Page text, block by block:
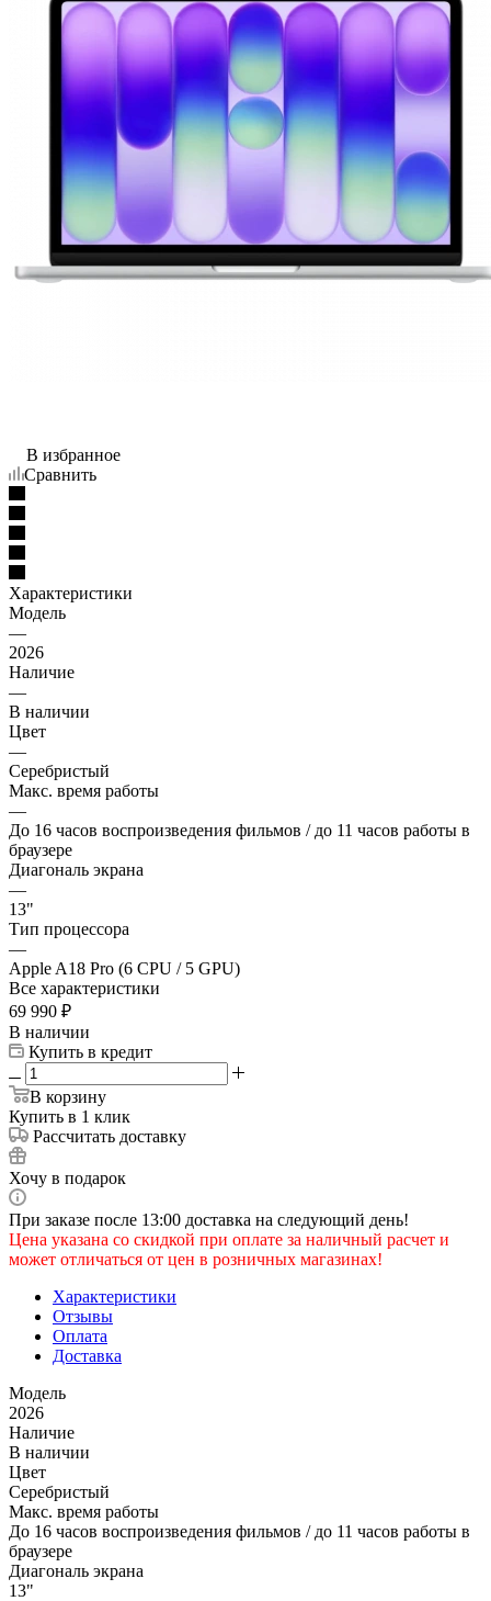
В избранное
Сравнить
Характеристики
Модель
—
2026
Наличие
—
В наличии
Цвет
—
Серебристый
Макс. время работы
—
До 16 часов воспроизведения фильмов / до 11 часов работы в
браузере
Диагональ экрана
—
13"
Тип процессора
—
Apple A18 Pro (6 CPU / 5 GPU)
Все характеристики
69 990 ₽
В наличии
Купить в кредит
В корзину
Купить в 1 клик
Рассчитать доставку
Хочу в подарок
При заказе после 13:00 доставка на следующий день!
Цена указана со скидкой при оплате за наличный расчет и
может отличаться от цен в розничных магазинах!
Характеристики
Отзывы
Оплата
Доставка
Модель
2026
Наличие
В наличии
Цвет
Серебристый
Макс. время работы
До 16 часов воспроизведения фильмов / до 11 часов работы в
браузере
Диагональ экрана
13"